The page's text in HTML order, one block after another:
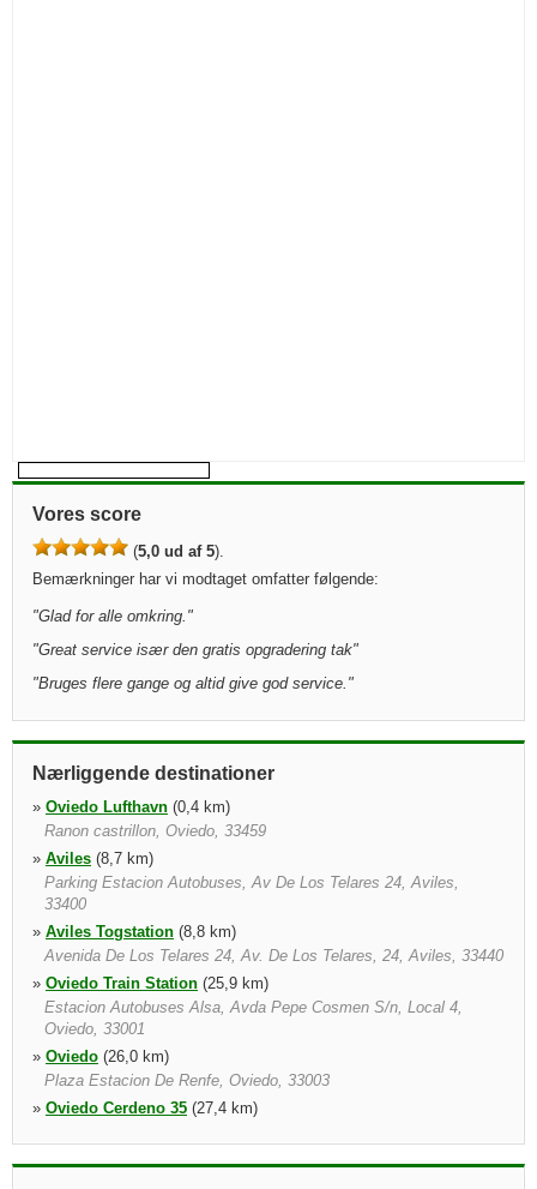
Vores score
(5,0 ud af 5).
Bemærkninger har vi modtaget omfatter følgende:
"Glad for alle omkring. "
"Great service især den gratis opgradering tak"
"Bruges flere gange og altid give god service. "
Nærliggende destinationer
» Oviedo Lufthavn (0,4 km)
Ranon castrillon, Oviedo, 33459
» Aviles (8,7 km)
Parking Estacion Autobuses, Av De Los Telares 24, Aviles,
33400
» Aviles Togstation (8,8 km)
Avenida De Los Telares 24, Av. De Los Telares, 24, Aviles, 33440
» Oviedo Train Station (25,9 km)
Estacion Autobuses Alsa, Avda Pepe Cosmen S/n, Local 4,
Oviedo, 33001
» Oviedo (26,0 km)
Plaza Estacion De Renfe, Oviedo, 33003
» Oviedo Cerdeno 35 (27,4 km)
»Gijon Railway(28,8 km)